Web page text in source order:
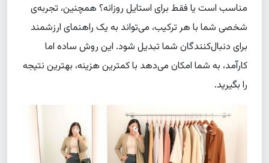
مناسب است یا فقط برای استایل روزانه؟ همچنین، تجربه‌ی
شخصی شما با هر ترکیب، می‌تواند به یک راهنمای ارزشمند
برای دنبال‌کنندگان شما تبدیل شود. این روش ساده اما
کارآمد، به شما امکان می‌دهد با کمترین هزینه، بهترین نتیجه
را بگیرید.